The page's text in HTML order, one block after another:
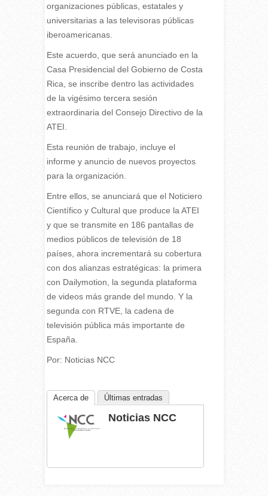
organizaciones públicas, estatales y
universitarias a las televisoras públicas
iberoamericanas.
Este acuerdo, que será anunciado en la
Casa Presidencial del Gobierno de Costa
Rica, se inscribe dentro las actividades
de la vigésimo tercera sesión
extraordinaria del Consejo Directivo de la
ATEI.
Esta reunión de trabajo, incluye el
informe y anuncio de nuevos proyectos
para la organización.
Entre ellos, se anunciará que el Noticiero
Científico y Cultural que produce la ATEI
y que se transmite en 186 pantallas de
medios públicos de televisión de 18
países, ahora incrementará su cobertura
con dos alianzas estratégicas: la primera
con Dailymotion, la segunda plataforma
de videos más grande del mundo. Y la
segunda con RTVE, la cadena de
televisión pública más importante de
España.
Por: Noticias NCC
Acerca de Últimas entradas
Noticias NCC